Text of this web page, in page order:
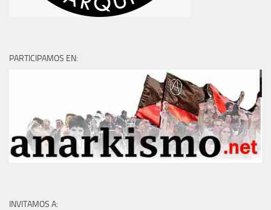
PARTICIPAMOS EN:
INVITAMOS A: